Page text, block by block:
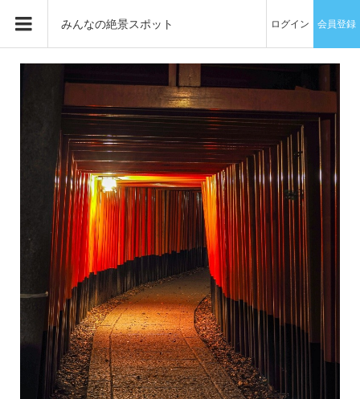
みんなの絶景スポット ログイン 会員登録